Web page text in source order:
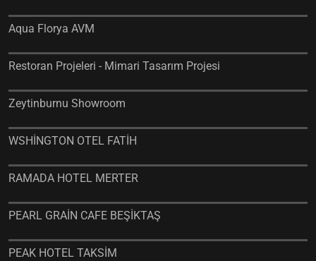
Aqua Florya AVM
Restoran Projeleri - Mimari Tasarım Projesi
Zeytinburnu Showroom
WSHİNGTON OTEL FATİH
RAMADA HOTEL MERTER
PEARL GRAİN CAFE BEŞİKTAŞ
PEAK HOTEL TAKSİM